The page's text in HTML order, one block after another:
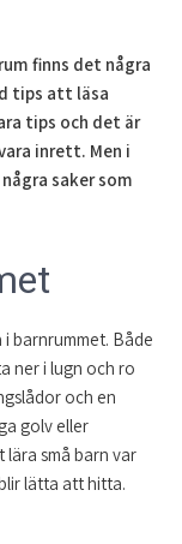
finns det några
tips att läsa
tips och det är
inrett. Men i
saker som
barnrummet. Både
ner i lugn och ro
och en
golv eller
små barn var
lätta att hitta.